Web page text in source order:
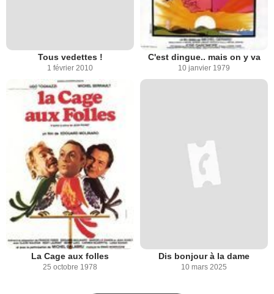
Tous vedettes !
1 février 2010
C'est dingue.. mais on y va
10 janvier 1979
La Cage aux folles
25 octobre 1978
Dis bonjour à la dame
10 mars 2025